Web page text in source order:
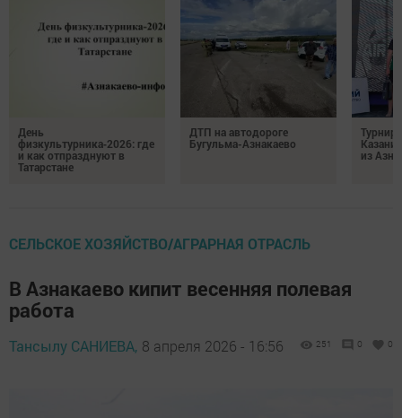
День
физкультурника‑2026: где
и как отпразднуют в
Татарстане
ДТП на автодороге
Бугульма-Азнакаево
Турнир
из
СЕЛЬСКОЕ ХОЗЯЙСТВО/АГРАРНАЯ ОТРАСЛЬ
В Азнакаево кипит весенняя полевая
работа
Тансылу САНИЕВА, 8 апреля 2026 - 16:56 251 0 0